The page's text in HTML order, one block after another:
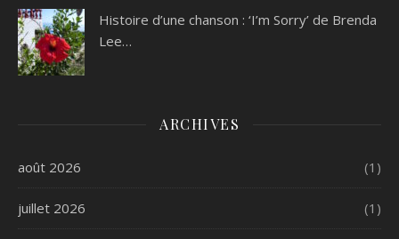
Histoire d’une chanson : ‘I’m Sorry’ de Brenda
Lee…
ARCHIVES
août 2026 (1)
juillet 2026 (1)